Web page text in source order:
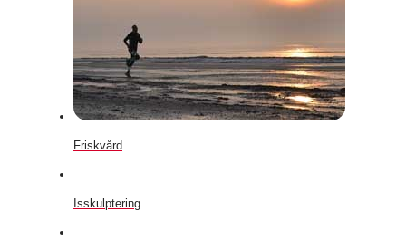
Friskvård
Isskulptering